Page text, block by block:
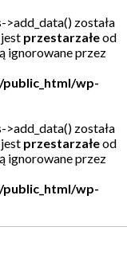
>add_data() została
przestarzałeod
ignorowane przez
wp-
>add_data() została
przestarzałeod
ignorowane przez
wp-